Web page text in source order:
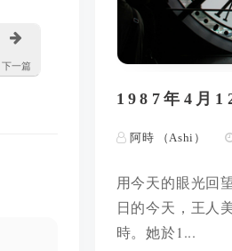
下一篇
1987年4月
阿時 （Ashi）
用今天的眼光回
日的今天，王人
時。她於1...